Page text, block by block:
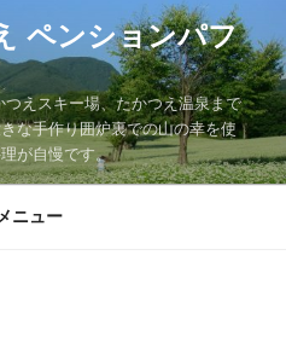
ペンションパフ
えスキー場、たかつえ温泉まで
な手作り囲炉裏での山の幸を使
が自慢です。
メニュー